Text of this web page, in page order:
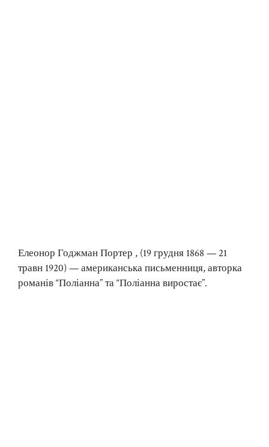
Елеонор Годжман Портер , (19 грудня 1868 — 21
травн 1920) — американська письменниця, авторка
романів “Поліанна” та “Поліанна виростає”.